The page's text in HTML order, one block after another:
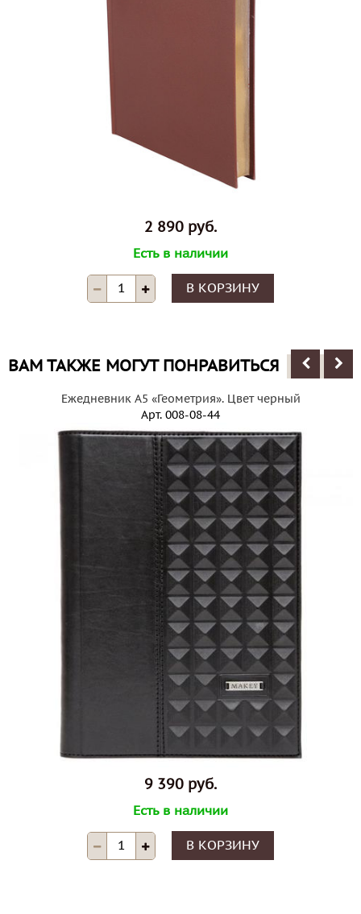
2 890 руб.
Есть в наличии
В КОРЗИНУ
ВАМ ТАКЖЕ МОГУТ ПОНРАВИТЬСЯ
Ежедневник А5 «Геометрия». Цвет черный
Арт. 008-08-44
9 390 руб.
Есть в наличии
В КОРЗИНУ